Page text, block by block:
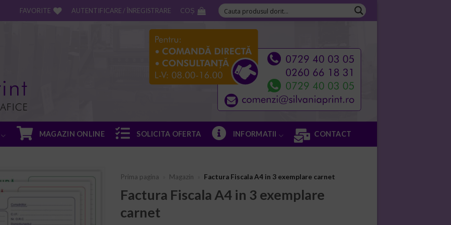
FAVORITE AUTENTIFICARE / ÎNREGISTRARE COȘ
MAGAZIN ONLINE SOLICITA OFERTA INFORMATII CONTACT
Prima pagina Magazin Factura Fiscala A4 in 3 exemplare carnet
Factura Fiscala A4 in 3 exemplare
carnet